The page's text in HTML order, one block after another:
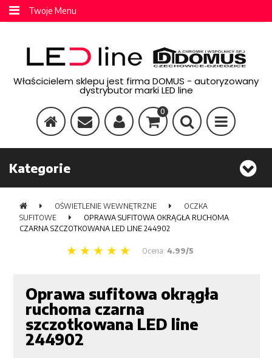
Twoje Menu
Właścicielem sklepu jest firma DOMUS - autoryzowany
dystrybutor marki LED line
0
Kategorie
OŚWIETLENIE WEWNĘTRZNE
OCZKA
SUFITOWE
OPRAWA SUFITOWA OKRĄGŁA RUCHOMA
CZARNA SZCZOTKOWANA LED LINE 244902
Ocena: 4.99/5
Oprawa sufitowa okrągła
ruchoma czarna
szczotkowana LED line
244902